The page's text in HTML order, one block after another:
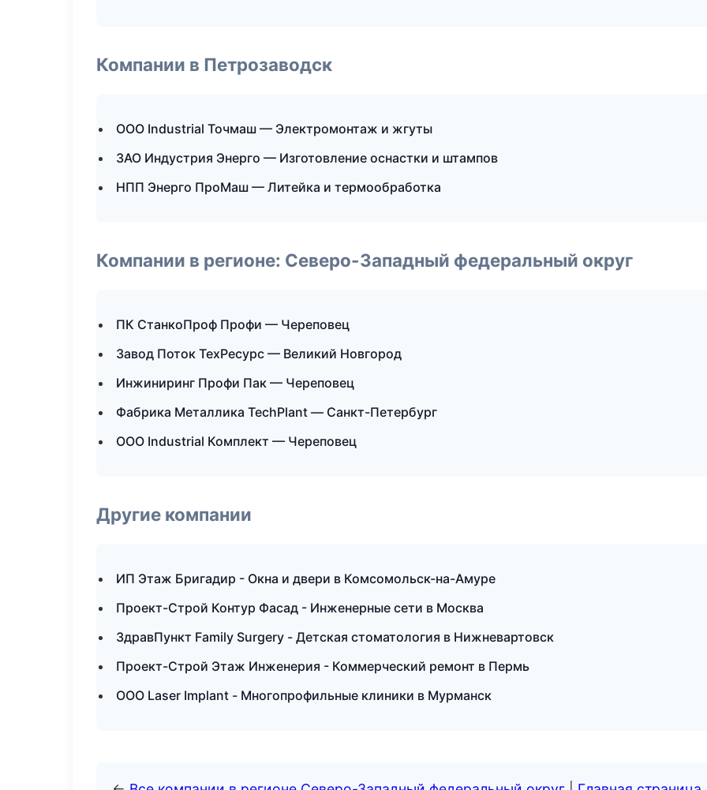
Компании в Петрозаводск
ООО Industrial Точмаш — Электромонтаж и жгуты
ЗАО Индустрия Энерго — Изготовление оснастки и штампов
НПП Энерго ПроМаш — Литейка и термообработка
Компании в регионе: Северо-Западный федеральный округ
ПК СтанкоПроф Профи — Череповец
Завод Поток ТехРесурс — Великий Новгород
Инжиниринг Профи Пак — Череповец
Фабрика Металлика TechPlant — Санкт-Петербург
ООО Industrial Комплект — Череповец
Другие компании
ИП Этаж Бригадир - Окна и двери в Комсомольск-на-Амуре
Проект-Строй Контур Фасад - Инженерные сети в Москва
ЗдравПункт Family Surgery - Детская стоматология в Нижневартовск
Проект-Строй Этаж Инженерия - Коммерческий ремонт в Пермь
ООО Laser Implant - Многопрофильные клиники в Мурманск